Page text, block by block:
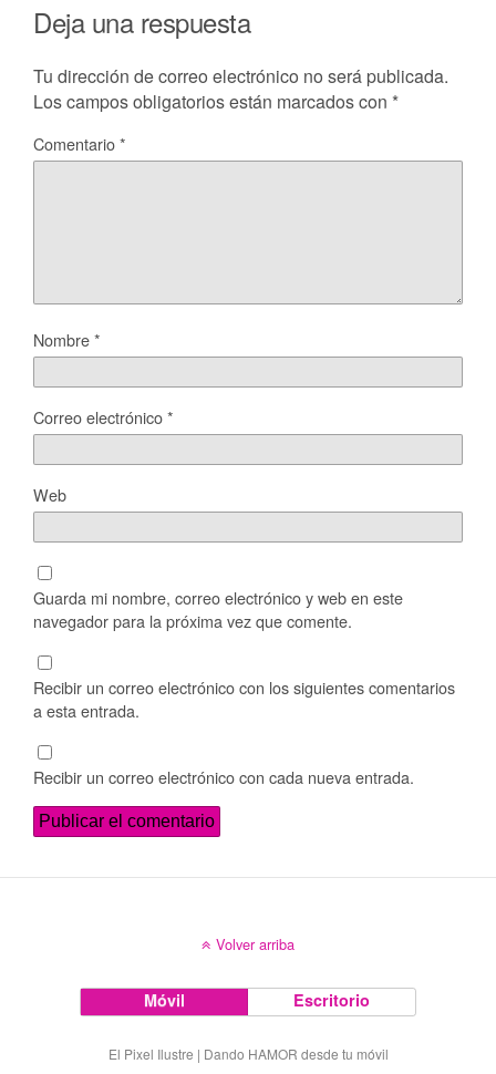
Deja una respuesta
Tu dirección de correo electrónico no será publicada.
Los campos obligatorios están marcados con *
Comentario*
Nombre*
Correo electrónico*
Web
Guarda mi nombre, correo electrónico y web en este
navegador para la próxima vez que comente.
Recibir un correo electrónico con los siguientes comentarios
a esta entrada.
Recibir un correo electrónico con cada nueva entrada.
Volver arriba
Móvil Escritorio
El Pixel Ilustre | Dando HAMOR desde tu móvil